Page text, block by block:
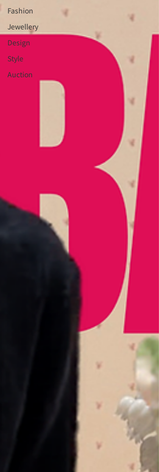
⁠Fashion
⁠⁠Jewellery
Design
Style
Auction